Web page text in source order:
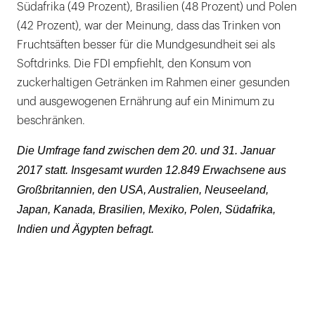
Südafrika (49 Prozent), Brasilien (48 Prozent) und Polen
(42 Prozent), war der Meinung, dass das Trinken von
Fruchtsäften besser für die Mundgesundheit sei als
Softdrinks. Die FDI empfiehlt, den Konsum von
zuckerhaltigen Getränken im Rahmen einer gesunden
und ausgewogenen Ernährung auf ein Minimum zu
beschränken.
Die Umfrage fand zwischen dem 20. und 31. Januar
2017 statt. Insgesamt wurden 12.849 Erwachsene aus
Großbritannien, den USA, Australien, Neuseeland,
Japan, Kanada, Brasilien, Mexiko, Polen, Südafrika,
Indien und Ägypten befragt.